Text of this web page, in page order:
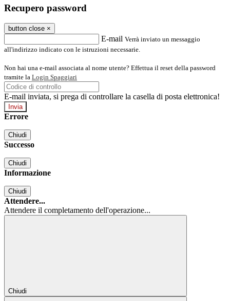
Recupero password
button close ×
E-mail Verrà inviato un messaggio
all'indirizzo indicato con le istruzioni necessarie.
Non hai una e-mail associata al nome utente? Effettua il reset della password
tramite la Login Spaggiari
E-mail inviata, si prega di controllare la casella di posta elettronica!
Errore
Chiudi
Successo
Chiudi
Informazione
Chiudi
Attendere...
Attendere il completamento dell'operazione...
Chiudi